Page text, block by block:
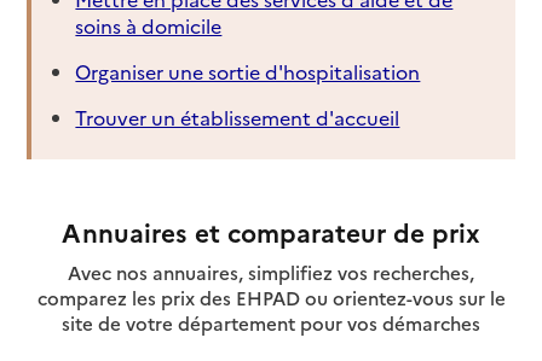
soins à domicile
Organiser une sortie d'hospitalisation
Trouver un établissement d'accueil
Annuaires et comparateur de prix
Avec nos annuaires, simplifiez vos recherches,
comparez les prix des EHPAD ou orientez-vous sur le
site de votre département pour vos démarches